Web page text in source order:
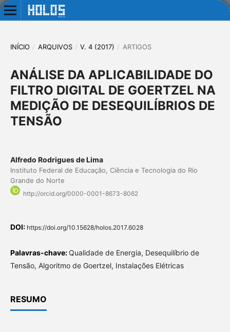
INÍCIO / ARQUIVOS / V. 4 (2017) / ARTIGOS
ANÁLISE DA APLICABILIDADE DO
FILTRO DIGITAL DE GOERTZEL NA
MEDIÇÃO DE DESEQUILÍBRIOS DE
TENSÃO
Alfredo Rodrigues de Lima
Instituto Federal de Educação, Ciência e Tecnologia do Rio
Grande do Norte
http://orcid.org/0000-0001-8673-8062
DOI: https://doi.org/10.15628/holos.2017.6028
Palavras-chave: Qualidade de Energia, Desequilíbrio de
Tensão, Algoritmo de Goertzel, Instalações Elétricas
RESUMO